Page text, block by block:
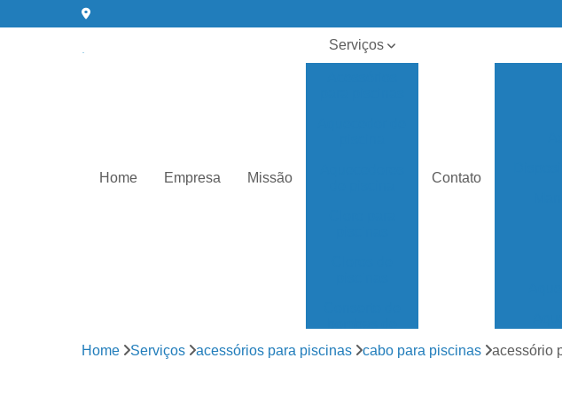
Home Empresa Missão
Serviços
Contato
Home Serviços acessórios para piscinas cabo para piscinas acessório